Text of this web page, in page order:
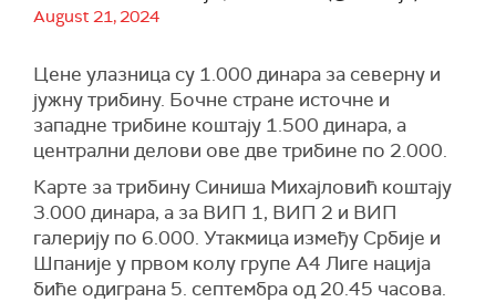
August 21, 2024
Цене улазница су 1.000 динара за северну и
јужну трибину. Бочне стране источне и
западне трибине коштају 1.500 динара, а
централни делови ове две трибине по 2.000.
Карте за трибину Синиша Михајловић коштају
3.000 динара, а за ВИП 1, ВИП 2 и ВИП
галерију по 6.000. Утакмица између Србије и
Шпаније у првом колу групе А4 Лиге нација
биће одиграна 5. септембра од 20.45 часова.